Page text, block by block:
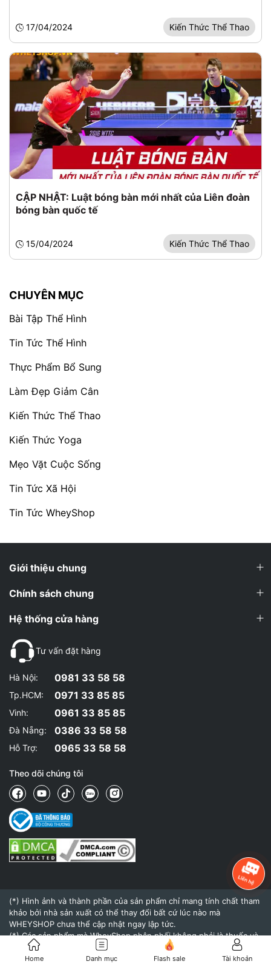
17/04/2024 Kiến Thức Thể Thao
CẬP NHẬT: Luật bóng bàn mới nhất của Liên đoàn
bóng bàn quốc tế
15/04/2024 Kiến Thức Thể Thao
CHUYÊN MỤC
Bài Tập Thể Hình
Tin Tức Thể Hình
Thực Phẩm Bổ Sung
Làm Đẹp Giảm Cân
Kiến Thức Thể Thao
Kiến Thức Yoga
Mẹo Vặt Cuộc Sống
Tin Tức Xã Hội
Tin Tức WheyShop
Giới thiệu chung
Chính sách chung
Hệ thống cửa hàng
Tư vấn đặt hàng
Hà Nội: 0981 33 58 58
Tp.HCM: 0971 33 85 85
Vinh: 0961 33 85 85
Đà Nẵng: 0386 33 58 58
Hỗ Trợ: 0965 33 58 58
Theo dõi chúng tôi
(*) Hình ảnh và thành phần của sản phẩm chỉ mang tính chất tham
khảo bởi nhà sản xuất có thể thay đổi bất cứ lúc nào mà
WHEYSHOP chưa thể cập nhật ngay lập tức.
(*) Các sản phẩm mà WheyShop phân phối không phải là thuốc và
không có tác dụng thay thế thuốc chữa bệnh.
(*) Hiệu quả của sản phẩm khi sử dụng còn tùy thuộc vào cơ địa,
Home Danh mục Flash sale Tài khoản